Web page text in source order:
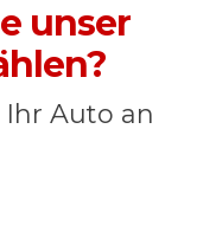
unser
Auto an